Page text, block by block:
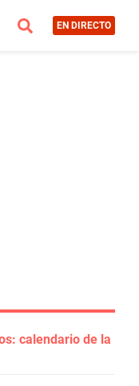
EN DIRECTO
calendario de la